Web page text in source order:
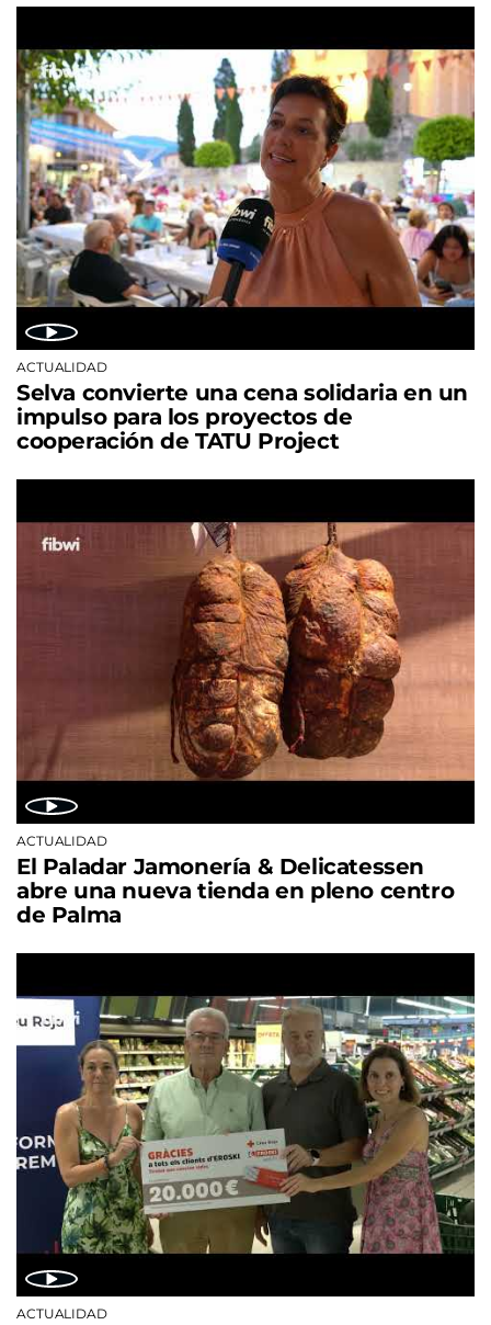
ACTUALIDAD
Selva convierte una cena solidaria en un
impulso para los proyectos de
cooperación de TATU Project
ACTUALIDAD
El Paladar Jamonería & Delicatessen
abre una nueva tienda en pleno centro
de Palma
ACTUALIDAD